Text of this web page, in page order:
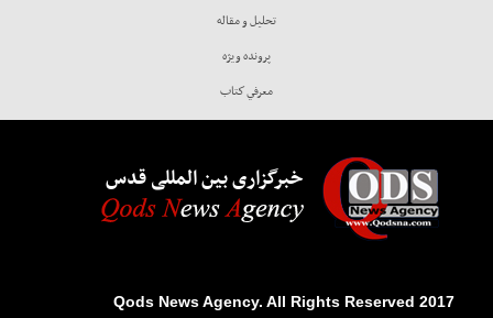
تحليل و مقاله
پرونده ويژه
معرفي كتاب
خبرگزاری بین المللی قدس
2017 Qods News Agency. All Rights Reserved